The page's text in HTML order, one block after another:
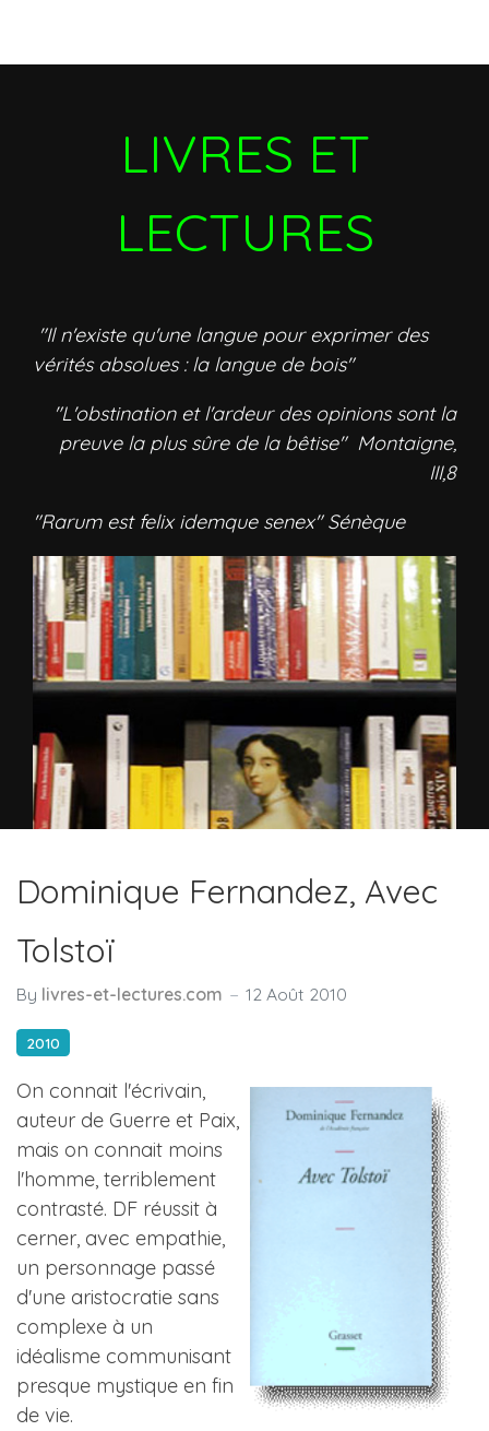
LIVRES ET
LECTURES
"Il n'existe qu'une langue pour exprimer des
vérités absolues : la langue de bois"
"L'obstination et l'ardeur des opinions sont la
preuve la plus sûre de la bêtise" Montaigne,
III,8
"Rarum est felix idemque senex" Sénèque
Dominique Fernandez, Avec
Tolstoï
By livres-et-lectures.com 12 Août 2010
2010
On connait l'écrivain,
auteur de Guerre et Paix,
mais on connait moins
l'homme, terriblement
contrasté. DF réussit à
cerner, avec empathie,
un personnage passé
d'une aristocratie sans
complexe à un
idéalisme communisant
presque mystique en fin
de vie.